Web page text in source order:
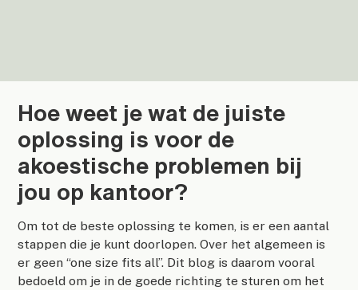
Hoe weet je wat de juiste
oplossing is voor de
akoestische problemen bij
jou op kantoor?
Om tot de beste oplossing te komen, is er een aantal
stappen die je kunt doorlopen. Over het algemeen is
er geen “one size fits all”. Dit blog is daarom vooral
bedoeld om je in de goede richting te sturen om het